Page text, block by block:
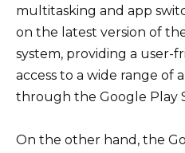
multitasking and app
on the latest version of
system, providing a user-
access to a wide range of
through the Google Play
On the other hand, the